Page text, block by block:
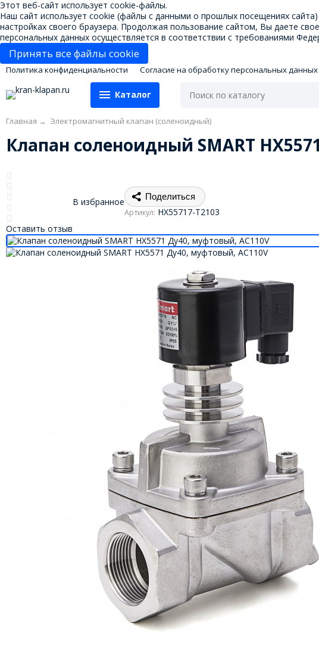
Этот веб-сайт использует cookie-файлы.
Наш сайт использует cookie (файлы с данными о прошлых посещениях
настройках своего браузера. Продолжая пользование сайтом, Вы даете свое
персональных данных осуществляется в соответствии с требованиями
Принять все файлы cookie
Политика конфиденциальности Согласие на обработку персональных данных
Каталог
Главная → Электромагнитный клапан (соленоидный)
Клапан соленоидный SMART
Оставить отзыв
В избранное
Поделиться
Артикул: HX55717-T2103